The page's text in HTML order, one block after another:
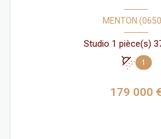
MENTON
1
179 000